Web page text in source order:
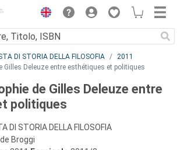
DI STORIA DELLA FILOSOFIA
2011
Gilles Deleuze entre esthétiques et politiques
de Gilles Deleuze entre
politiques
DI STORIA DELLA FILOSOFIA
Broggi